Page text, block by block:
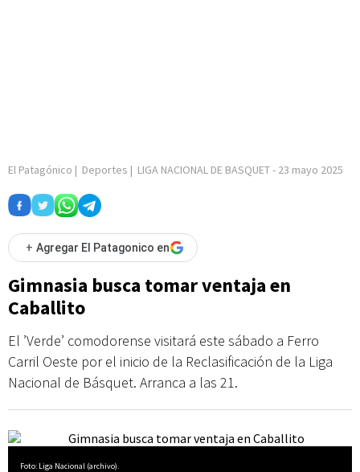
El Patagónico | Deportes | LIGA NACIONAL DE BASQUET- 23 mayo 2025
+ Agregar El Patagonico en
Gimnasia busca tomar ventaja en
Caballito
El ’Verde’ comodorense visitará este sábado a Ferro
Carril Oeste por el inicio de la Reclasificación de la Liga
Nacional de Básquet. Arranca a las 21.
Foto: Liga Nacional (archivo).